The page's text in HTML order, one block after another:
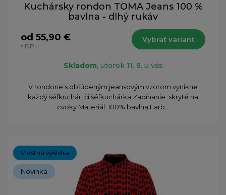
Kuchársky rondon TOMA Jeans 100 %
bavlna - dlhý rukáv
od 55,90 €
s DPH
Vybrať variant
Skladom, utorok 11. 8. u vás
​V rondone s obľúbeným jeansovým vzorom vynikne
každý šéfkuchár, či šéfkuchárka Zapínanie: skryté na
cvoky Materiál: 100% bavlna Farb...
Vlastná výšivka
Novinka